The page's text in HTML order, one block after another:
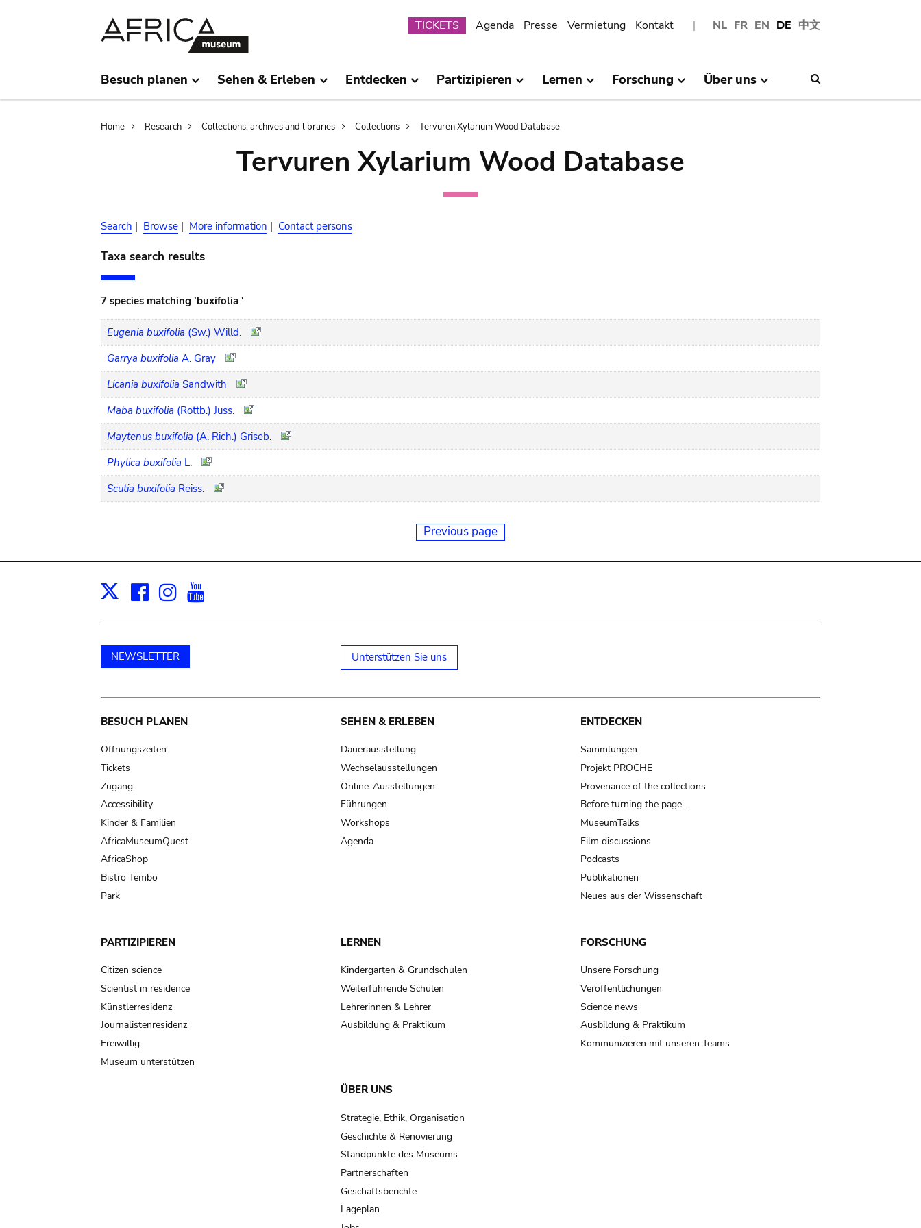
NL FR EN DE 中文
Submenu
TICKETS Agenda Presse Vermietung Kontakt
Besuch planen Sehen & Erleben Entdecken Partizipieren Lernen Forschung Über uns
Breadcrumb
Home Research Collections, archives and libraries Collections Tervuren Xylarium Wood Database
Tervuren Xylarium Wood Database
Search | Browse | More information | Contact persons
Taxa search results
7 species matching 'buxifolia '
Eugenia buxifolia (Sw.) Willd.
Garrya buxifolia A. Gray
Licania buxifolia Sandwith
Maba buxifolia (Rottb.) Juss.
Maytenus buxifolia (A. Rich.) Griseb.
Phylica buxifolia L.
Scutia buxifolia Reiss.
Previous page
X Facebook
Instagram
NEWSLETTER Unterstützen Sie uns
Main
navigation
BESUCH PLANEN
Öffnungszeiten
Tickets
Zugang
Accessibility
Kinder & Familien
AfricaMuseumQuest
AfricaShop
Bistro Tembo
Park
SEHEN & ERLEBEN
Dauerausstellung
Wechselausstellungen
Online-Ausstellungen
Führungen
Workshops
Agenda
ENTDECKEN
Sammlungen
Projekt PROCHE
Provenance of the collections
Before turning the page…
MuseumTalks
Film discussions
Podcasts
Publikationen
Neues aus der Wissenschaft
PARTIZIPIEREN
Citizen science
Scientist in residence
Künstlerresidenz
Journalistenresidenz
Freiwillig
Museum unterstützen
LERNEN
Kindergarten & Grundschulen
Weiterführende Schulen
Lehrerinnen & Lehrer
Ausbildung & Praktikum
FORSCHUNG
Unsere Forschung
Veröffentlichungen
Science news
Ausbildung & Praktikum
Kommunizieren mit unseren Teams
ÜBER UNS
Strategie, Ethik, Organisation
Geschichte & Renovierung
Standpunkte des Museums
Partnerschaften
Geschäftsberichte
Lageplan